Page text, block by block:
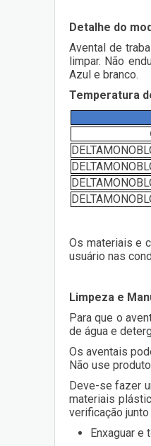
Detalhe do
Avental de
limpar. Não
Azul e branco.
Temperatura
Os materiais e
usuário nas
Limpeza e
Para que o
de água e
Os aventais
Não use
Deve-se fazer
materiais
verificação
Enxaguar e